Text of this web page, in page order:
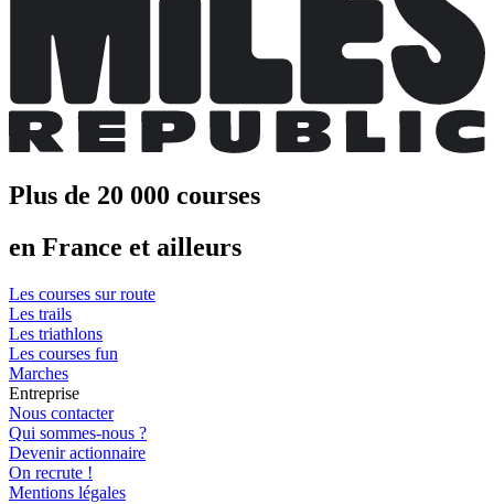
Plus de 20 000 courses
en France et ailleurs
Les courses sur route
Les trails
Les triathlons
Les courses fun
Marches
Entreprise
Nous contacter
Qui sommes-nous ?
Devenir actionnaire
On recrute !
Mentions légales